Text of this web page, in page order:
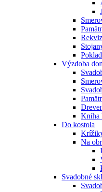
Výzdoba
Kniha
Do kostola
Na
Svadobné